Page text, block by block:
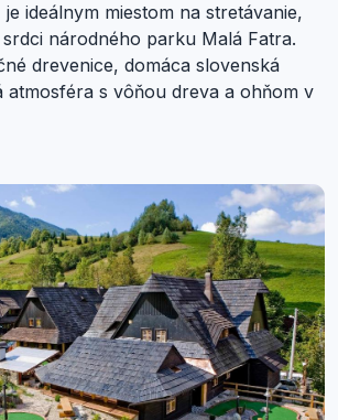
ideálnym miestom na stretávanie,
národného parku Malá Fatra.
drevenice, domáca slovenská
atmosféra s vôňou dreva a ohňom v